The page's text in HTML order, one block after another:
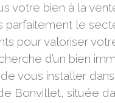
votre bien à la
parfaitement le
pour valoriser
d’un bien
vous installer
Bonvillet, située